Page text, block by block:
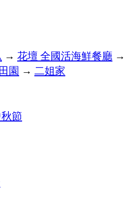
→ 花壇 全國活海鮮餐廳 →
園 → 二姐家
節